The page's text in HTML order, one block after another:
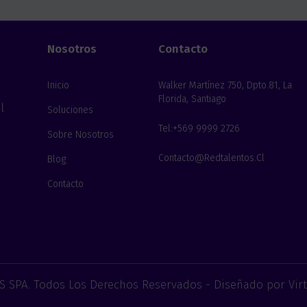
Nosotros
Inicio
Soluciones
Sobre Nosotros
Blog
Contacto
Contacto
Walker Martínez 750, Dpto.81, La
Florida, Santiago
Tel:+569 9999 2726
Contacto@redtalentos.cl
SPA. Todos Los Derechos Reservados - Diseñado por